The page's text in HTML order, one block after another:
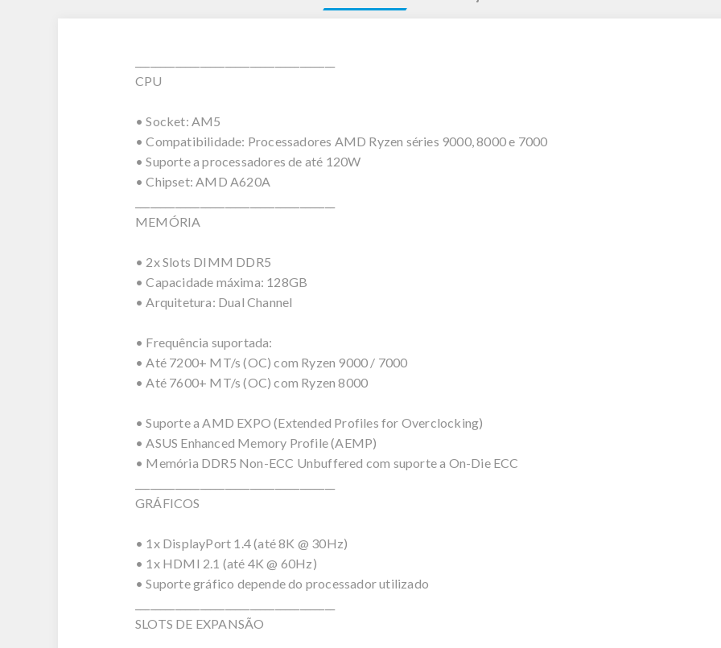
CPU
• Socket: AM5
• Compatibilidade: Processadores AMD Ryzen séries 9000, 8000 e 7000
• Suporte a processadores de até 120W
• Chipset: AMD A620A
MEMÓRIA
• 2x Slots DIMM DDR5
• Capacidade máxima: 128GB
• Arquitetura: Dual Channel
• Frequência suportada:
• Até 7200+ MT/s (OC) com Ryzen 9000 / 7000
• Até 7600+ MT/s (OC) com Ryzen 8000
• Suporte a AMD EXPO (Extended Profiles for Overclocking)
• ASUS Enhanced Memory Profile (AEMP)
• Memória DDR5 Non-ECC Unbuffered com suporte a On-Die ECC
GRÁFICOS
• 1x DisplayPort 1.4 (até 8K @ 30Hz)
• 1x HDMI 2.1 (até 4K @ 60Hz)
• Suporte gráfico depende do processador utilizado
SLOTS DE EXPANSÃO